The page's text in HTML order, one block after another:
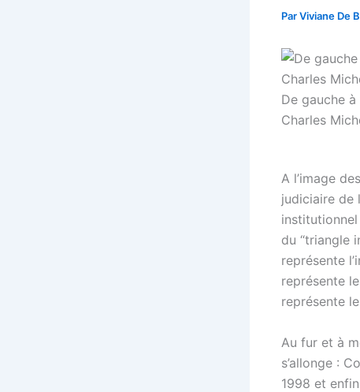
ParViviane De
De gauche
Charles
A l’image
judiciaire de
du “triangle
représente
représente
représente
Au fur et à
s’allonge :
1998 et